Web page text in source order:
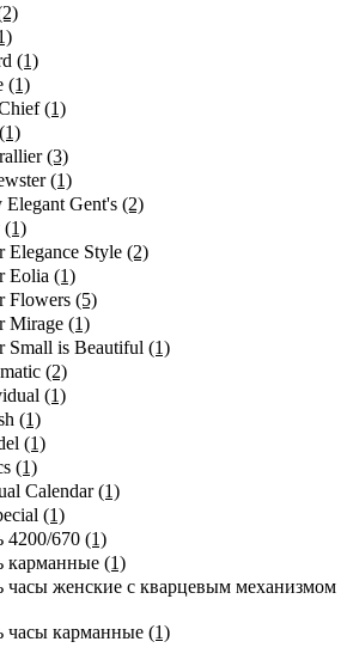
(1)
(1)
(1)
(1)
(3)
(1)
Elegant Gent's (2)
(1)
Elegance Style (2)
Eolia (1)
Flowers (5)
Mirage (1)
Small is Beautiful (1)
(2)
(1)
(1)
(1)
(1)
Calendar(1)
(1)
4200/670 (1)
карманные (1)
часы женские с кварцевым механизмом
часы карманные (1)